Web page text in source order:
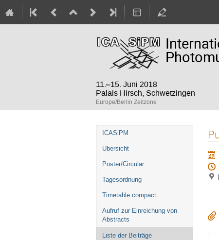
11.–15. Juni 2018
Palais Hirsch, Schwetzingen
Europe/Berlin Zeitzone
Veranstaltungsmenü
ICASiPM
Übersicht
Poster/Circular
Tagesordnung
Timetable compact
Aufruf zur Einreichung von
Abstracts
Liste der Beiträge